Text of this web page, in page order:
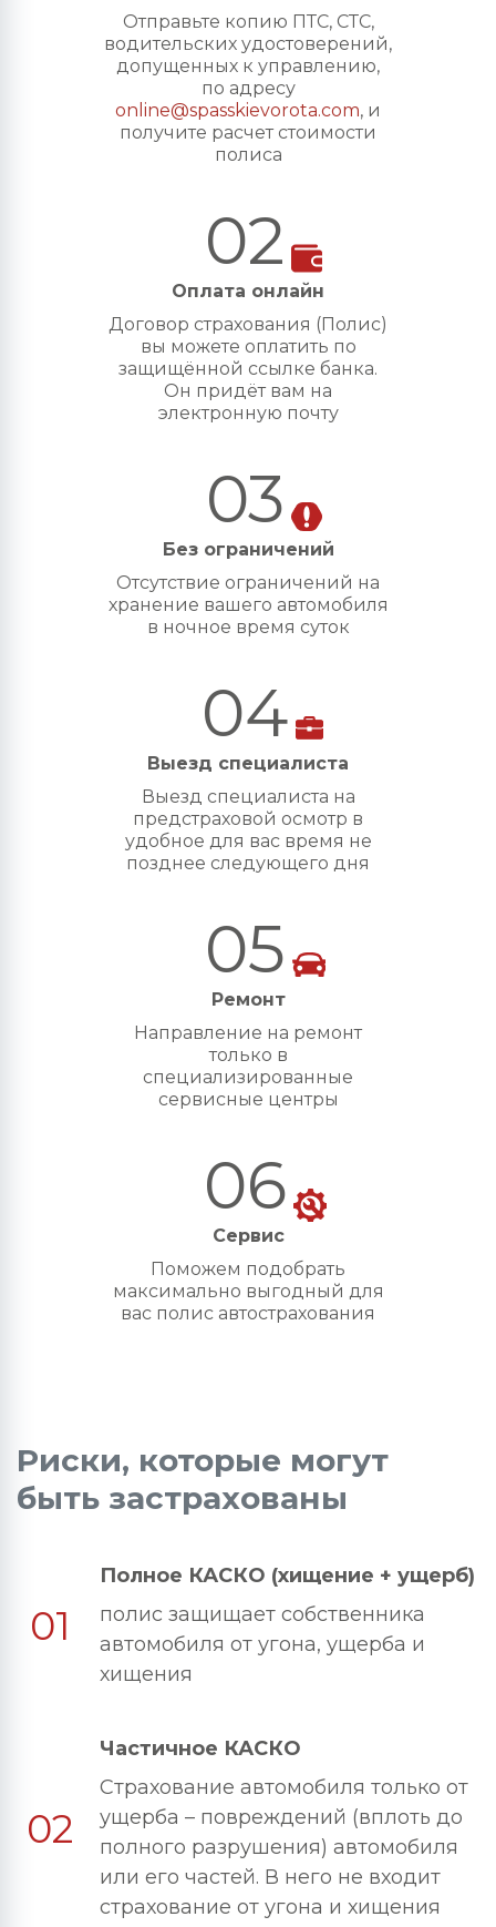
Отправьте копию ПТС, СТС,
водительских удостоверений,
допущенных к управлению,
по адресу
online@spasskievorota.com, и
получите расчет стоимости
полиса
02
Оплата онлайн
Договор страхования (Полис)
вы можете оплатить по
защищённой ссылке банка.
Он придёт вам на
электронную почту
03
Без ограничений
Отсутствие ограничений на
хранение вашего автомобиля
в ночное время суток
04
Выезд специалиста
Выезд специалиста на
предстраховой осмотр в
удобное для вас время не
позднее следующего дня
05
Ремонт
Направление на ремонт
только в
специализированные
сервисные центры
06
Сервис
Поможем подобрать
максимально выгодный для
вас полис автострахования
Риски, которые могут
быть застрахованы
01
Полное КАСКО (хищение + ущерб)
полис защищает собственника
автомобиля от угона, ущерба и
хищения
02
Частичное КАСКО
Страхование автомобиля только от
ущерба – повреждений (вплоть до
полного разрушения) автомобиля
или его частей. В него не входит
страхование от угона и хищения